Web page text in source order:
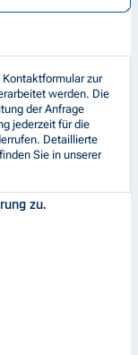
Kontaktformular zur
werden. Die
der Anfrage
jederzeit für die
Detaillierte
Sie in unserer
zu.